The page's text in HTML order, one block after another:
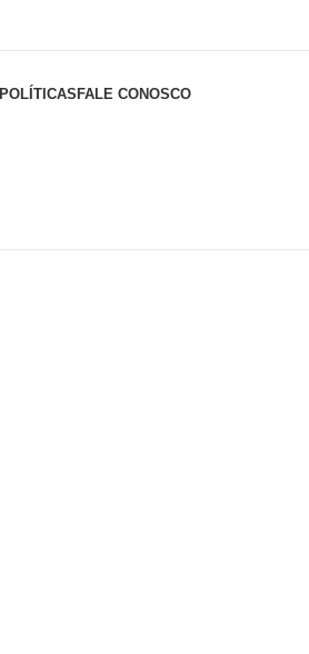
POLÍTICAS FALE CONOSCO